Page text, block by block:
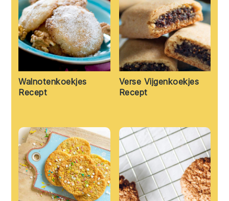
Walnotenkoekjes
Recept
Verse Vijgenkoekjes
Recept